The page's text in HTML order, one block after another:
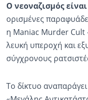
Ο νεοναζισμός
ορισμένες
η Maniac Murder Cult
λευκή υπεροχή και
σύγχρονους
Το δίκτυο